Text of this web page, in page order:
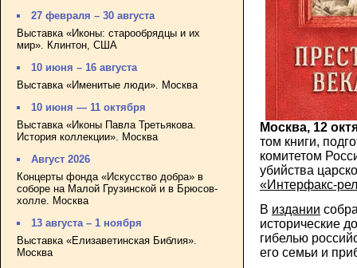
27 февраля – 30 августа
Выставка «Иконы: старообрядцы и их
мир». Клинтон, США
10 июня – 16 августа
Выставка «Именитые люди». Москва
10 июня — 11 октября
Выставка «Иконы Павла Третьякова.
История коллекции». Москва
Август 2026
Концерты фонда «Искусство добра» в
соборе на Малой Грузинской и в Брюсов-
холле. Москва
13 августа – 1 ноября
Выставка «Елизаветинская Библия».
Москва
Москва, 12
том книги,
комитетом
убийства
«Интерфакс-
В издании
исторические
гибелью
его семьи и